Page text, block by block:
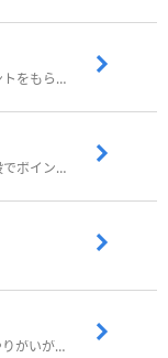
歩いてポイ活！日常生活でお得にポイントをもらおう
歩いたりアンケート回答など幅広い手段でポイントをゲット
ペットを育ってポイ活しよう！可愛くやりがいがある新感覚アプリ